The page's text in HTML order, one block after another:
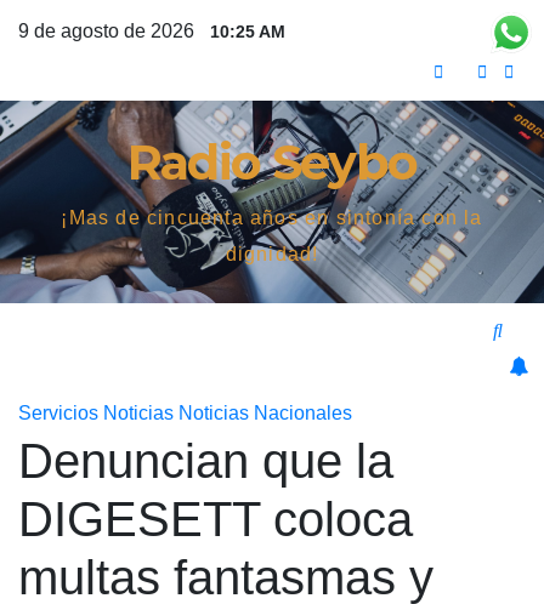
9 de agosto de 2026 10:25 AM
Radio Seybo
¡Mas de cincuenta años en sintonía con la
dignidad!
Servicios Noticias Noticias Nacionales
Denuncian que la
DIGESETT coloca
multas fantasmas y